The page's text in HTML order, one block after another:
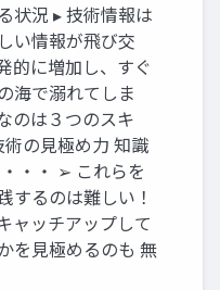
状況 ▸ 技術情報は
い情報が飛び交
的に増加し、すぐ
海で溺れてしま
のは３つのスキ
の見極め力 知識
・・ ➢ これらを
するのは難しい！
ャッチアップして
を見極めるのも 無